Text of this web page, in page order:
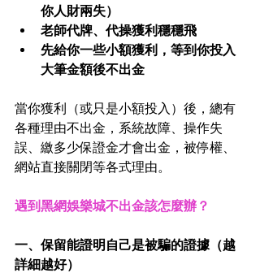
你人財兩失）
老師代牌、代操獲利穩穩飛
先給你一些小額獲利，等到你投入
大筆金額後不出金
當你獲利（或只是小額投入）後，總有
各種理由不出金，系統故障、操作失
誤、繳多少保證金才會出金，被停權、
網站直接關閉等各式理由。
遇到黑網娛樂城不出金該怎麼辦？
一、保留能證明自己是被騙的證據（越
詳細越好）